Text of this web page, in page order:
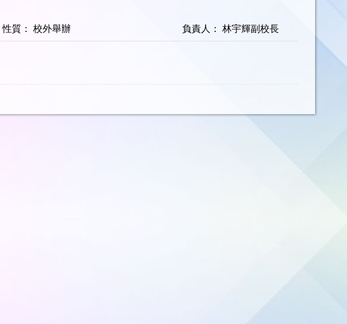
性質： 校外舉辦 負責人： 林宇輝副校長